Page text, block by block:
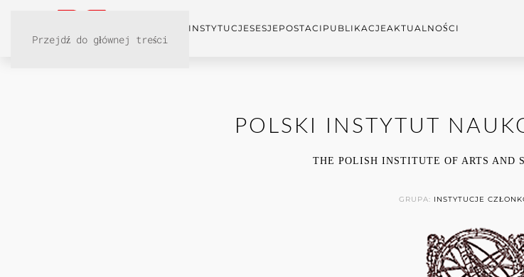
Przejdź do głównej treści
INSTYTUCJESESJEPOSTACI PUBLIKACJEAKTUALNOŚCI
POLSKI INSTYTUT
THE POLISH INSTITUTE OF ARTS AND
GRUPA: INSTYTUCJE